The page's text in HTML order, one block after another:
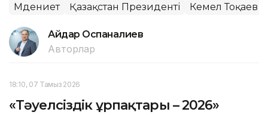
Мәдениет Қазақстан Президенті Кемел Тоқаев
Айдар Оспаналиев
Авторлар
18:10, 07 Тамыз 2026
«Тәуелсіздік ұрпақтары – 2026»